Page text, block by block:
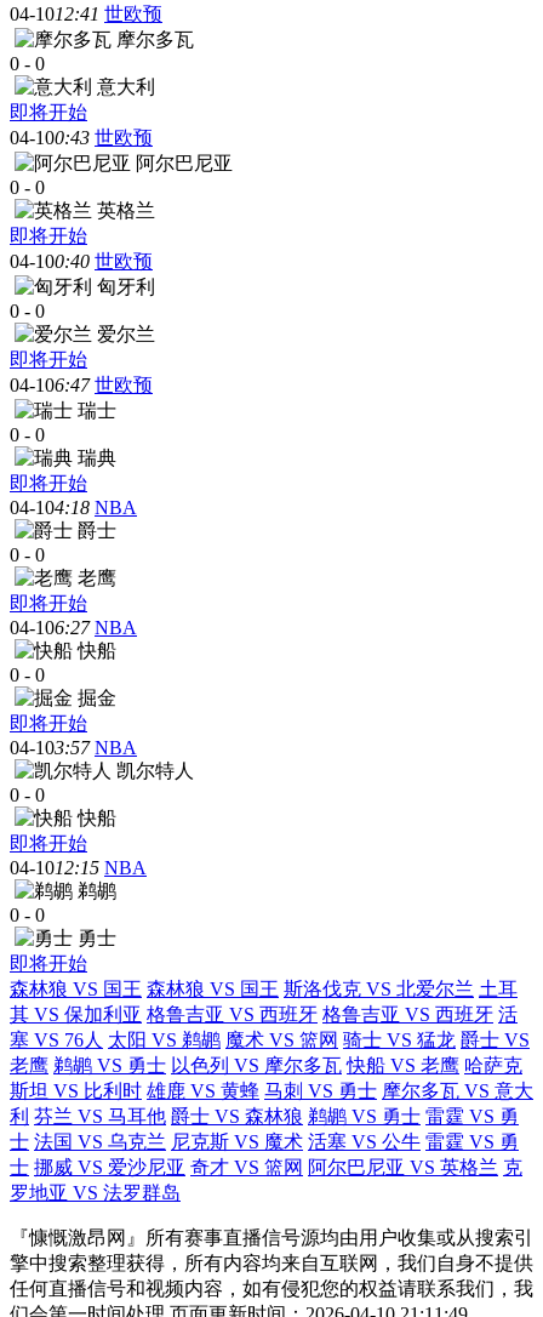
04-1012:41 世欧预
摩尔多瓦
0 - 0
意大利
即将开始
04-100:43 世欧预
阿尔巴尼亚
0 - 0
英格兰
即将开始
04-100:40 世欧预
匈牙利
0 - 0
爱尔兰
即将开始
04-106:47 世欧预
瑞士
0 - 0
瑞典
即将开始
04-104:18 NBA
爵士
0 - 0
老鹰
即将开始
04-106:27 NBA
快船
0 - 0
掘金
即将开始
04-103:57 NBA
凯尔特人
0 - 0
快船
即将开始
04-1012:15 NBA
鹈鹕
0 - 0
勇士
即将开始
森林狼 VS 国王 森林狼 VS 国王 斯洛伐克 VS 北爱尔兰 土耳
其 VS 保加利亚 格鲁吉亚 VS 西班牙 格鲁吉亚 VS 西班牙 活
塞 VS 76人 太阳 VS 鹈鹕 魔术 VS 篮网 骑士 VS 猛龙 爵士 VS
老鹰 鹈鹕 VS 勇士 以色列 VS 摩尔多瓦 快船 VS 老鹰 哈萨克
斯坦 VS 比利时 雄鹿 VS 黄蜂 马刺 VS 勇士 摩尔多瓦 VS 意大
利 芬兰 VS 马耳他 爵士 VS 森林狼 鹈鹕 VS 勇士 雷霆 VS 勇
士 法国 VS 乌克兰 尼克斯 VS 魔术 活塞 VS 公牛 雷霆 VS 勇
士 挪威 VS 爱沙尼亚 奇才 VS 篮网 阿尔巴尼亚 VS 英格兰 克
罗地亚 VS 法罗群岛
『慷慨激昂网』所有赛事直播信号源均由用户收集或从搜索引
擎中搜索整理获得，所有内容均来自互联网，我们自身不提供
任何直播信号和视频内容，如有侵犯您的权益请联系我们，我